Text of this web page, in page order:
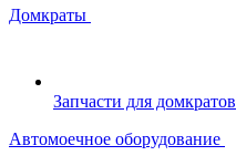
Домкраты
Запчасти для домкратов
Автомоечное оборудование